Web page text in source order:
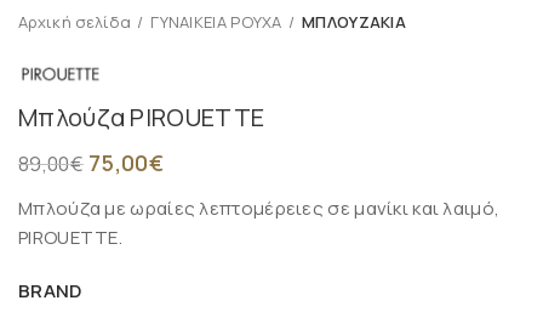
Αρχική σελίδα ΓΥΝΑΙΚΕΙΑ ΡΟΥΧΑ ΜΠΛΟΥΖΑΚΙΑ
Μπλούζα PIROUETTE
89,00€ 75,00€
Μπλούζα με ωραίες λεπτομέρειες σε μανίκι και λαιμό,
PIROUETTE.
BRAND